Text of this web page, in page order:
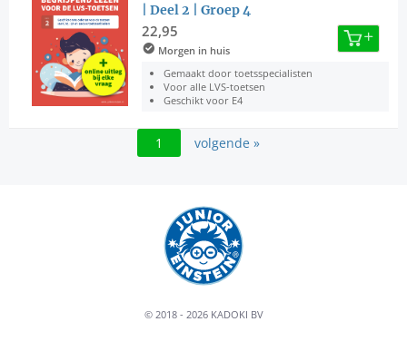
| Deel 2 | Groep 4
22,95
Morgen in huis
Gemaakt door toetsspecialisten
Voor alle LVS-toetsen
Geschikt voor E4
1 volgende »
© 2018 - 2026 KADOKI BV